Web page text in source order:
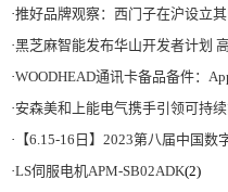
·推好品牌观察：西门子在沪设立其
·黑芝麻智能发布华山开发者计划
·WOODHEAD通讯卡备品备件：Applicom
·安森美和上能电气携手引领可持续能源应用的发展 两家公司
· 【6.15-16日】2023第八届中国
·LS伺服电机APM-SB02ADK(2)